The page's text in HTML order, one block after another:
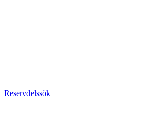
Reservdelssök